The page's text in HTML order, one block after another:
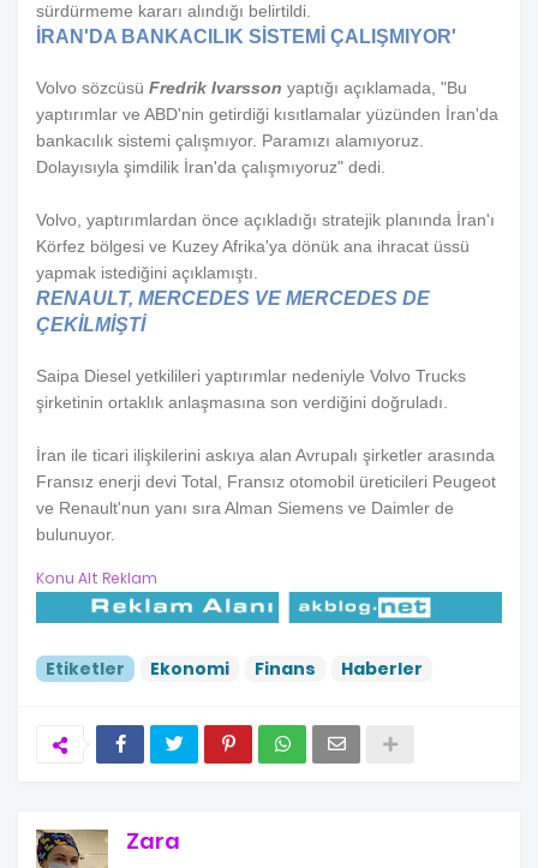
sürdürmeme kararı alındığı belirtildi.
İRAN'DA BANKACILIK SİSTEMİ ÇALIŞMIYOR'
Volvo sözcüsü Fredrik Ivarsson yaptığı açıklamada, "Bu
yaptırımlar ve ABD'nin getirdiği kısıtlamalar yüzünden İran'da
bankacılık sistemi çalışmıyor. Paramızı alamıyoruz.
Dolayısıyla şimdilik İran'da çalışmıyoruz" dedi.
Volvo, yaptırımlardan önce açıkladığı stratejik planında İran'ı
Körfez bölgesi ve Kuzey Afrika'ya dönük ana ihracat üssü
yapmak istediğini açıklamıştı.
RENAULT, MERCEDES VE MERCEDES DE
ÇEKİLMİŞTİ
Saipa Diesel yetkilileri yaptırımlar nedeniyle Volvo Trucks
şirketinin ortaklık anlaşmasına son verdiğini doğruladı.
İran ile ticari ilişkilerini askıya alan Avrupalı şirketler arasında
Fransız enerji devi Total, Fransız otomobil üreticileri Peugeot
ve Renault'nun yanı sıra Alman Siemens ve Daimler de
bulunuyor.
Konu Alt Reklam
Etiketler Ekonomi Finans Haberler
Zara